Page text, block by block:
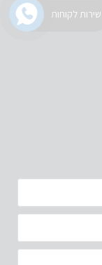
שירות לקוחות